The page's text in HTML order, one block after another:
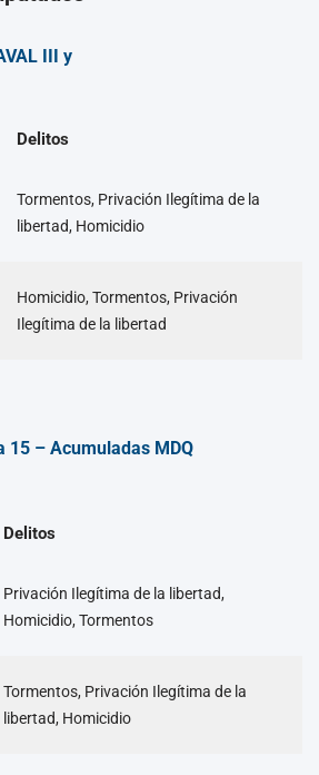
III y
Delitos
Tormentos, Privación Ilegítima de la
libertad, Homicidio
Homicidio, Tormentos, Privación
Ilegítima de la libertad
15 – Acumuladas MDQ
Delitos
Privación Ilegítima de la libertad,
Homicidio, Tormentos
Tormentos, Privación Ilegítima de la
libertad, Homicidio